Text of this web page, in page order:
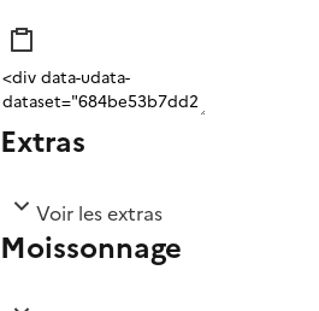
Extras
Voir les extras
Moissonnage